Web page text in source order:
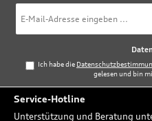
Mail-
Adresse
Ich habe die
gelesen und bin
Service-Hotline
Unterstützung und Beratung